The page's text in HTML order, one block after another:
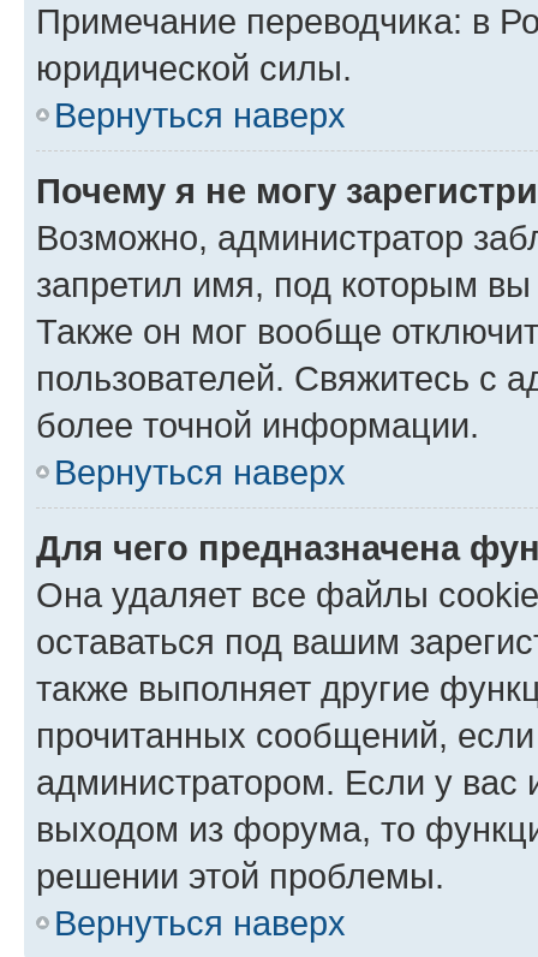
Примечание переводчика: в
юридической силы.
Вернуться наверх
Почему я не могу
Возможно, администратор
запретил имя, под которым вы
Также он мог вообще
пользователей. Свяжитесь с
более точной информации.
Вернуться наверх
Для чего предназначена
Она удаляет все файлы
оставаться под вашим
также выполняет другие
прочитанных сообщений,
администратором. Если у
выходом из форума, то
решении этой проблемы.
Вернуться наверх